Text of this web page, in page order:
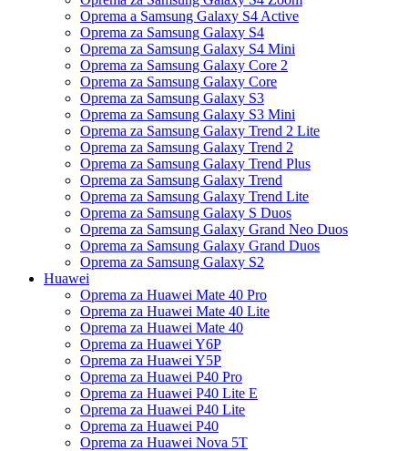
Oprema a Samsung Galaxy S4 Active
Oprema za Samsung Galaxy S4
Oprema za Samsung Galaxy S4 Mini
Oprema za Samsung Galaxy Core 2
Oprema za Samsung Galaxy Core
Oprema za Samsung Galaxy S3
Oprema za Samsung Galaxy S3 Mini
Oprema za Samsung Galaxy Trend 2 Lite
Oprema za Samsung Galaxy Trend 2
Oprema za Samsung Galaxy Trend Plus
Oprema za Samsung Galaxy Trend
Oprema za Samsung Galaxy Trend Lite
Oprema za Samsung Galaxy S Duos
Oprema za Samsung Galaxy Grand Neo Duos
Oprema za Samsung Galaxy Grand Duos
Oprema za Samsung Galaxy S2
Huawei
Oprema za Huawei Mate 40 Pro
Oprema za Huawei Mate 40 Lite
Oprema za Huawei Mate 40
Oprema za Huawei Y6P
Oprema za Huawei Y5P
Oprema za Huawei P40 Pro
Oprema za Huawei P40 Lite E
Oprema za Huawei P40 Lite
Oprema za Huawei P40
Oprema za Huawei Nova 5T